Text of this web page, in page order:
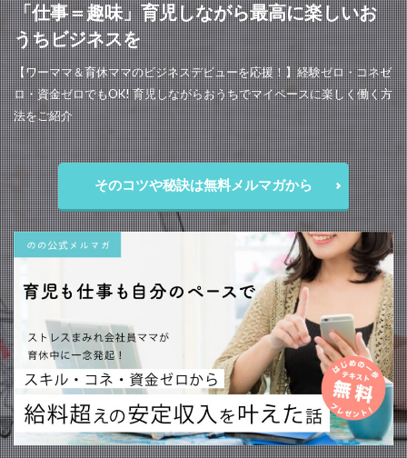
「仕事＝趣味」育児しながら最高に楽しいお
うちビジネスを
【ワーママ＆育休ママのビジネスデビューを応援！】経験ゼロ・コネゼ
ロ・資金ゼロでもOK! 育児しながらおうちでマイペースに楽しく働く方
法をご紹介
そのコツや秘訣は無料メルマガから